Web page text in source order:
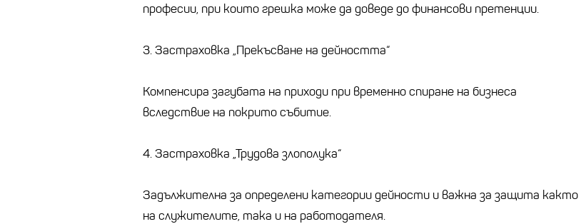
професии, при които грешка може да доведе до финансови претенции.
3. Застраховка „Прекъсване на дейността“
Компенсира загубата на приходи при временно спиране на бизнеса
вследствие на покрито събитие.
4. Застраховка „Трудова злополука“
Задължителна за определени категории дейности и важна за защита както
на служителите, така и на работодателя.